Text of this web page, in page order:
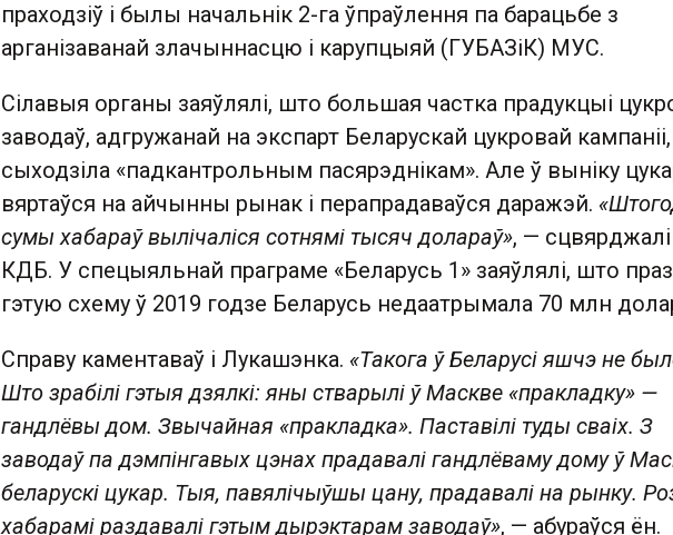
праходзіў і былы начальнік 2-га ўпраўлення па барацьбе з
арганізаванай злачыннасцю і карупцыяй (ГУБАЗіК) МУС.
Сілавыя органы заяўлялі, што большая частка прадукцыі
заводаў, адгружанай на экспарт Беларускай цукровай кампаніі,
сыходзіла «падкантрольным пасярэднікам». Але ў выніку
вяртаўся на айчынны рынак і перапрадаваўся даражэй.
сумы хабараў вылічаліся сотнямі тысяч долараў», —
КДБ. У спецыяльнай праграме «Беларусь 1» заяўлялі, што праз
гэтую схему ў 2019 годзе Беларусь недаатрымала 70 млн
Справу каментаваў і Лукашэнка. «Такога ў Беларусі яшчэ не
Што зрабілі гэтыя дзялкі: яны стварылі ў Маскве «пракладку» —
гандлёвы дом. Звычайная «пракладка». Паставілі туды сваіх. З
заводаў па дэмпінгавых цэнах прадавалі гандлёваму дому ў
беларускі цукар. Тыя, павялічыўшы цану, прадавалі на рынку.
хабарамі раздавалі гэтым дырэктарам заводаў», — абураўся ён.